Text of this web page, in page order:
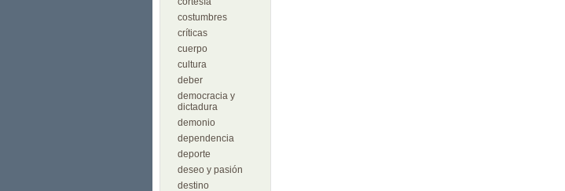
costumbres
críticas
cuerpo
cultura
deber
democracia y
dictadura
demonio
dependencia
deporte
deseo y pasión
destino